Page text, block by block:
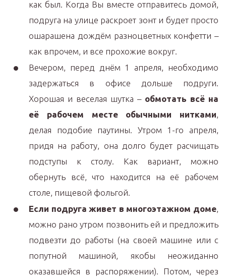
как был. Когда Вы вместе отправитесь домой,
подруга на улице раскроет зонт и будет просто
ошарашена дождём разноцветных конфетти –
как впрочем, и все прохожие вокруг.
Вечером, перед днём 1 апреля, необходимо
задержаться в офисе дольше подруги.
Хорошая и веселая шутка – обмотать всё на
её рабочем месте обычными нитками,
делая подобие паутины. Утром 1-го апреля,
придя на работу, она долго будет расчищать
подступы к столу. Как вариант, можно
обернуть всё, что находится на её рабочем
столе, пищевой фольгой.
Если подруга живет в многоэтажном доме,
можно рано утром позвонить ей и предложить
подвезти до работы (на своей машине или с
попутной машиной, якобы неожиданно
оказавшейся в распоряжении). Потом, через